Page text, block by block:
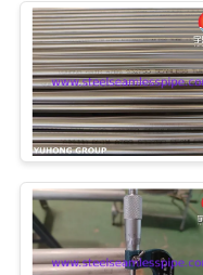
し
な
さ
い
COMPANY
NEWS
熱交換